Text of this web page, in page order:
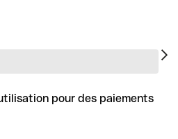
pour des paiements